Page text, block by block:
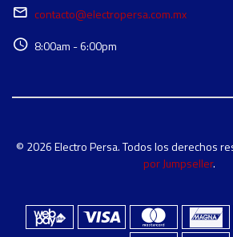
contacto@electropersa.com.mx
8:00am - 6:00pm
© 2026 Electro Persa. Todos los derechos
por Jumpseller.